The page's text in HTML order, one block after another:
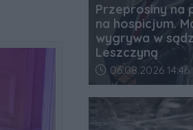
Przeprosiny na
na hospicjum.
wygrywa w
Leszczyną
Data dodania
06.08.2026 14:46